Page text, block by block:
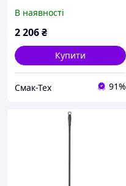
В наявності
2 206₴
Купити
Смак-Тех 91%